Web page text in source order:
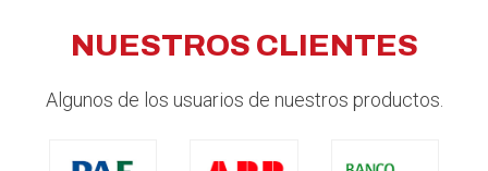
NUESTROS CLIENTES
Algunos de los usuarios de nuestros productos.